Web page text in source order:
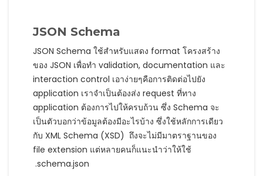
JSON Schema
JSON Schema ใช้สำหรับแสดง format โครงสร้าง
ของ JSON เพื่อทำ validation, documentation และ
interaction control เอาง่ายๆคือการติดต่อไปยัง
application เราจำเป็นต้องส่ง request ที่ทาง
application ต้องการไปให้ครบถ้วน ซึ่ง Schema จะ
เป็นตัวบอกว่าข้อมูลต้องมีอะไรบ้าง ซึ่งใช้หลักการเดียว
กับ XML Schema (XSD) ถึงจะไม่มีมาตราฐานของ
file extension แต่หลายคนก็แนะนำว่าให้ใช้
.schema.json